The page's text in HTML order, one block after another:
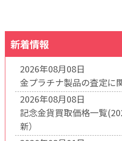
新着情報
2026年08月08日
金プラチナ製品の査定に
2026年08月08日
記念金貨買取価格一覧
新）